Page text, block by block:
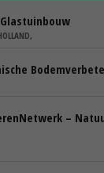
–